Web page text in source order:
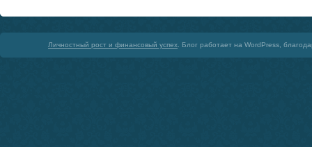
Личностный рост и финансовый успех . Блог работает на WordPress,